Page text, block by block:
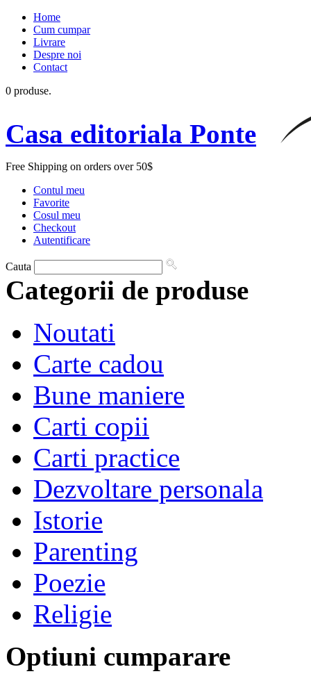
Home
Cum cumpar
Livrare
Despre noi
Contact
0 produse.
Casa editoriala Ponte
Free Shipping on orders over 50$
Contul meu
Favorite
Cosul meu
Checkout
Autentificare
Cauta
Categorii de produse
Noutati
Carte cadou
Bune maniere
Carti copii
Carti practice
Dezvoltare personala
Istorie
Parenting
Poezie
Religie
Optiuni cumparare